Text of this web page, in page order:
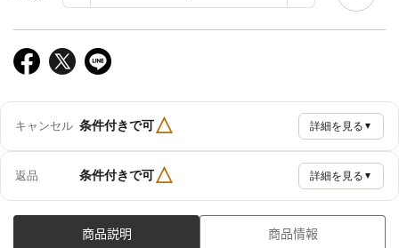
キャンセル 条件付きで可△ 詳細を見る ▼
返品 条件付きで可△ 詳細を見る ▼
商品説明 商品情報